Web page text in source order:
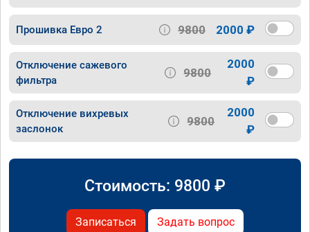
Прошивка Евро 2 9800 2000 ₽
Отключение сажевого
фильтра
9800
2000
₽
Отключение вихревых
заслонок
9800
2000
₽
Стоимость: 9800 ₽
Записаться Задать вопрос